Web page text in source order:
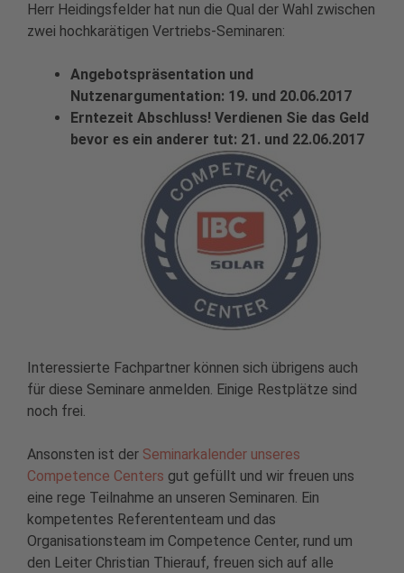
Herr Heidingsfelder hat nun die Qual der Wahl zwischen
zwei hochkarätigen Vertriebs-Seminaren:
Angebotspräsentation und
Nutzenargumentation: 19. und 20.06.2017
Erntezeit Abschluss! Verdienen Sie das Geld
bevor es ein anderer tut: 21. und 22.06.2017
Interessierte Fachpartner können sich übrigens auch
für diese Seminare anmelden. Einige Restplätze sind
noch frei.
Ansonsten ist der Seminarkalender unseres
Competence Centers gut gefüllt und wir freuen uns
eine rege Teilnahme an unseren Seminaren. Ein
kompetentes Referententeam und das
Organisationsteam im Competence Center, rund um
den Leiter Christian Thierauf, freuen sich auf alle